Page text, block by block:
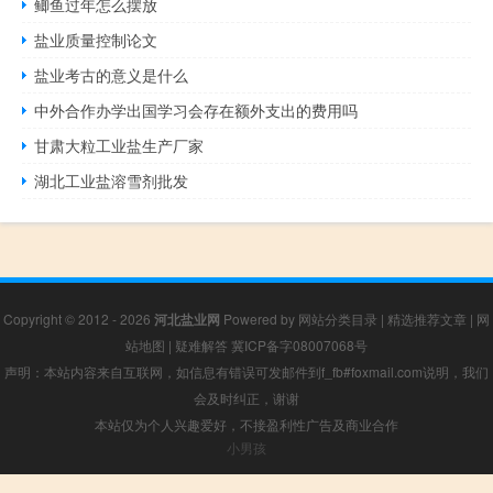
鲫鱼过年怎么摆放
盐业质量控制论文
盐业考古的意义是什么
中外合作办学出国学习会存在额外支出的费用吗
甘肃大粒工业盐生产厂家
湖北工业盐溶雪剂批发
Copyright © 2012 - 2026 河北盐业网 Powered by 网站分类目录 | 精选推荐文章 | 网
站地图 | 疑难解答 冀ICP备字08007068号
声明：本站内容来自互联网，如信息有错误可发邮件到f_fb#foxmail.com说明，我们
会及时纠正，谢谢
本站仅为个人兴趣爱好，不接盈利性广告及商业合作
小男孩